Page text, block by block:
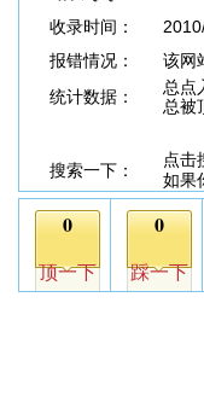
收录时间：
报错情况：
该网
统计数据：
总点
总被
搜索一下：
点击
如果